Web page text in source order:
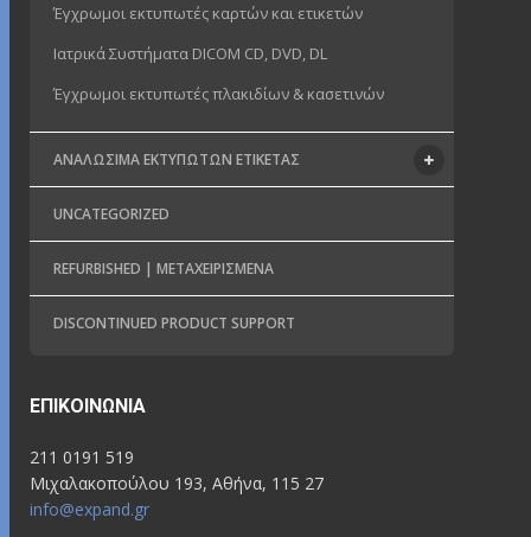
Έγχρωμοι εκτυπωτές καρτών και ετικετών
Ιατρικά Συστήματα DICOM CD, DVD, DL
Έγχρωμοι εκτυπωτές πλακιδίων & κασετινών
ΑΝΑΛΏΣΙΜΑ ΕΚΤΥΠΩΤΏΝ ΕΤΙΚΈΤΑΣ
UNCATEGORIZED
REFURBISHED | ΜΕΤΑΧΕΙΡΙΣΜΈΝΑ
DISCONTINUED PRODUCT SUPPORT
ΕΠΙΚΟΙΝΩΝΊΑ
211 0191 519
Μιχαλακοπούλου 193, Αθήνα, 115 27
info@expand.gr